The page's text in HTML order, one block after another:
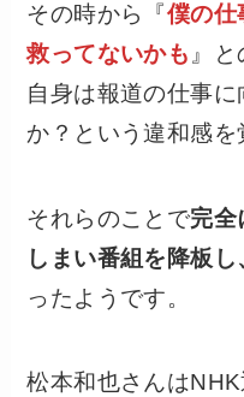
その時から『僕の仕
救ってないかも 』
自身は報道の仕事
か？という違和感を
それらのことで完全
しまい番組を降板
ったようです。
松本和也さんは